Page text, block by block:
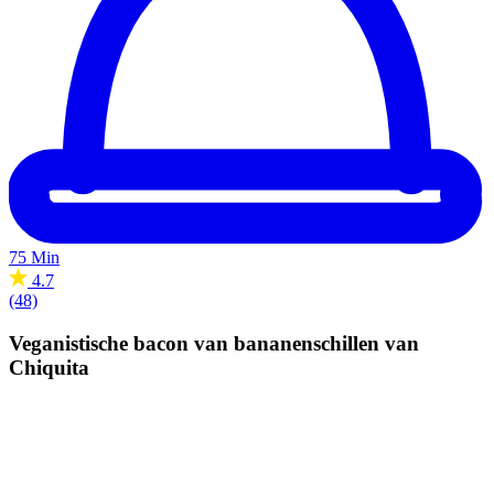
75 Min
4.7
(48)
Veganistische bacon van bananenschillen van
Chiquita